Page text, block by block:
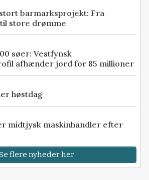
barmarksprojekt: Fra
store drømme
søer: Vestfynsk
afhænder jord for 85 millioner
høstdag
midtjysk maskinhandler efter
flere nyheder her